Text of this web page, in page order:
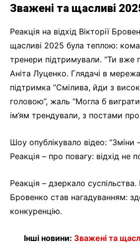
Зважені та щасливі
Реакція на відхід Вікторії
щасливі 2025 була теплою:
тренери підтримували. “Ти вже
Аніта Луценко. Глядачі в
підтримка “Смілива, йди з
головою”, жаль “Могла б
ім’ям трендували, з постами
Шоу опублікувало відео: “Зміни –
Реакція – про повагу: відхід не
Реакція – дзеркало суспільства.
Бровенко став нагадуванням:
конкуренцію.
Інші новини: Зважені та